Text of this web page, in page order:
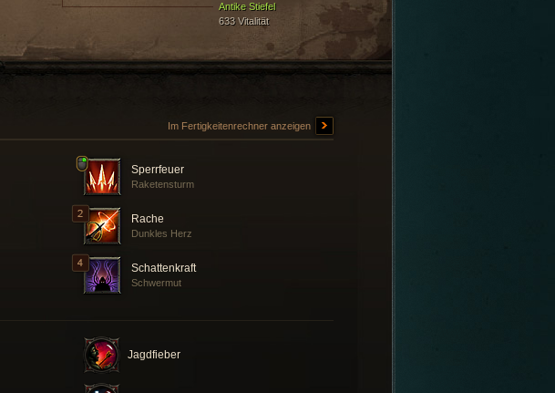
Antike Stiefel
633 Vitalität
Im Fertigkeitenrechner anzeigen
Sperrfeuer
Raketensturm
Rache
Dunkles Herz
Schattenkraft
Schwermut
Jagdfieber